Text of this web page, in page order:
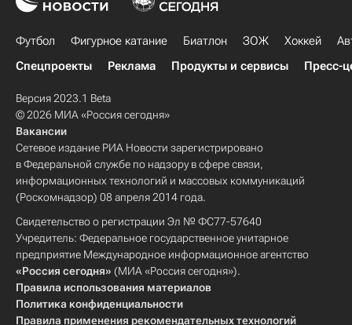
Футбол Фигурное катание Биатлон ЗОЖ Хоккей
Спецпроекты
Реклама Продукты и сервисы Пресс-
Версия 2023.1 Beta
© 2026 МИА «Россия сегодня»
Вакансии
Сетевое издание РИА Новости зарегистрировано
в Федеральной службе по надзору в сфере связи,
информационных технологий и массовых коммуникаций
(Роскомнадзор) 08 апреля 2014 года.
Свидетельство о регистрации Эл № ФС77-57640
Учредитель: Федеральное государственное унитарное
предприятие Международное информационное агентство
«Россия сегодня» (МИА «Россия сегодня»).
Правила использования материалов
Политика конфиденциальности
Правила применения рекомендательных технологий